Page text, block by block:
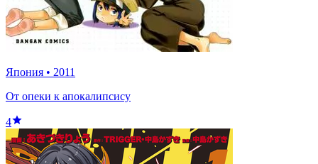
Япония • 2011
От опеки к апокалипсису
4